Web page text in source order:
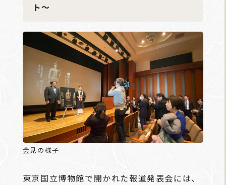
ト～
会見の様子
東京国立博物館で開かれた報道発表会には、